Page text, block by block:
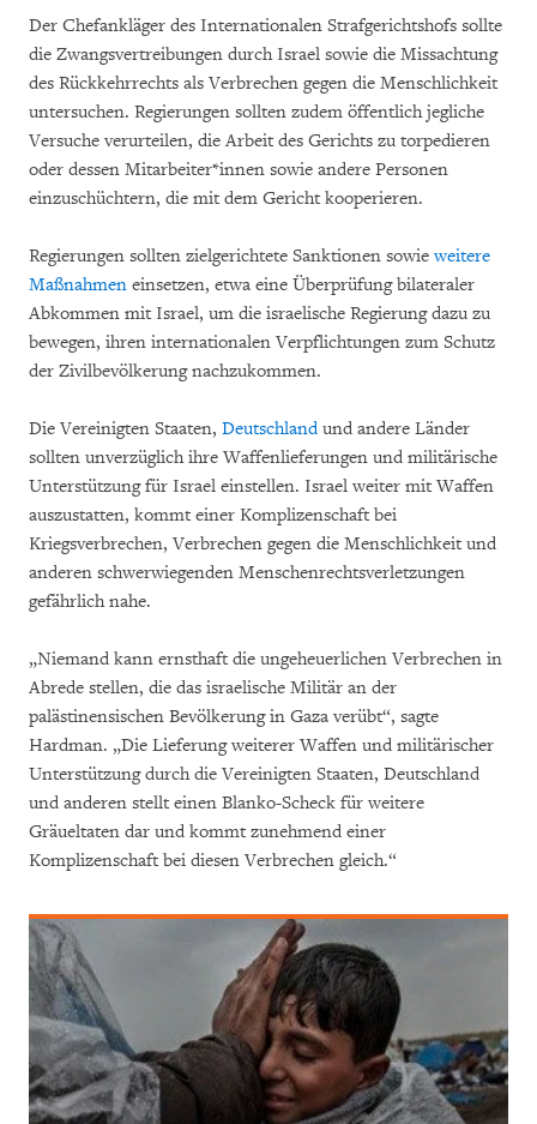
Der Chefankläger des Internationalen Strafgerichtshofs sollte
die Zwangsvertreibungen durch Israel sowie die Missachtung
des Rückkehrrechts als Verbrechen gegen die Menschlichkeit
untersuchen. Regierungen sollten zudem öffentlich jegliche
Versuche verurteilen, die Arbeit des Gerichts zu torpedieren
oder dessen Mitarbeiter*innen sowie andere Personen
einzuschüchtern, die mit dem Gericht kooperieren.
Regierungen sollten zielgerichtete Sanktionen sowieweitere
Maßnahmen einsetzen, etwa eine Überprüfung bilateraler
Abkommen mit Israel, um die israelische Regierung dazu zu
bewegen, ihren internationalen Verpflichtungen zum Schutz
der Zivilbevölkerung nachzukommen.
Die Vereinigten Staaten, Deutschlandund andere Länder
sollten unverzüglich ihre Waffenlieferungen und militärische
Unterstützung für Israel einstellen. Israel weiter mit Waffen
auszustatten, kommt einer Komplizenschaft bei
Kriegsverbrechen, Verbrechen gegen die Menschlichkeit und
anderen schwerwiegenden Menschenrechtsverletzungen
gefährlich nahe.
„Niemand kann ernsthaft die ungeheuerlichen Verbrechen in
Abrede stellen, die das israelische Militär an der
palästinensischen Bevölkerung in Gaza verübt“, sagte
Hardman. „Die Lieferung weiterer Waffen und militärischer
Unterstützung durch die Vereinigten Staaten, Deutschland
und anderen stellt einen Blanko-Scheck für weitere
Gräueltaten dar und kommt zunehmend einer
Komplizenschaft bei diesen Verbrechen gleich.“